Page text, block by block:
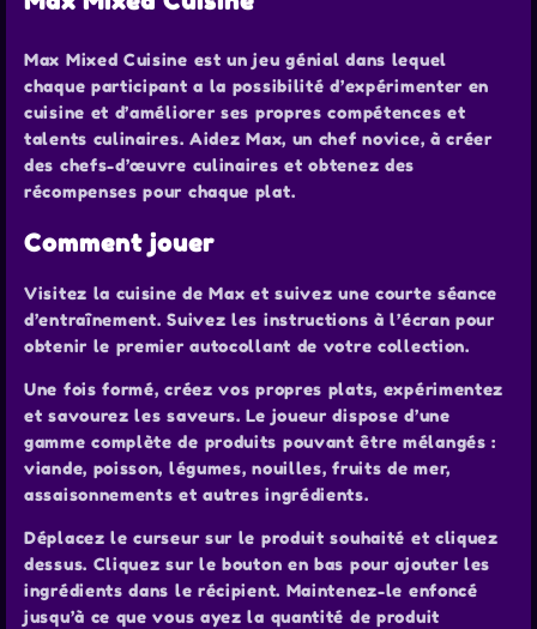
Max Mixed Cuisine est un jeu génial dans lequel
chaque participant a la possibilité d’expérimenter en
cuisine et d’améliorer ses propres compétences et
talents culinaires. Aidez Max, un chef novice, à créer
des chefs-d’œuvre culinaires et obtenez des
récompenses pour chaque plat.
Comment jouer
Visitez la cuisine de Max et suivez une courte séance
d’entraînement. Suivez les instructions à l’écran pour
obtenir le premier autocollant de votre collection.
Une fois formé, créez vos propres plats, expérimentez
et savourez les saveurs. Le joueur dispose d’une
gamme complète de produits pouvant être mélangés :
viande, poisson, légumes, nouilles, fruits de mer,
assaisonnements et autres ingrédients.
Déplacez le curseur sur le produit souhaité et cliquez
dessus. Cliquez sur le bouton en bas pour ajouter les
ingrédients dans le récipient. Maintenez-le enfoncé
jusqu’à ce que vous ayez la quantité de produit